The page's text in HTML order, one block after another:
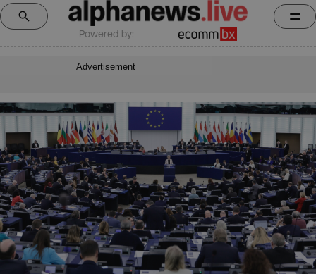
Powered by:
Advertisement